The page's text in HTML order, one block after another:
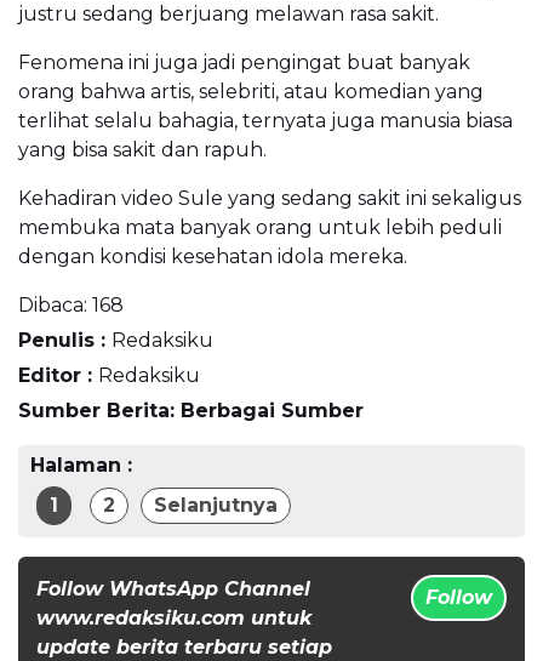
justru sedang berjuang melawan rasa sakit.
Fenomena ini juga jadi pengingat buat banyak
orang bahwa artis, selebriti, atau komedian yang
terlihat selalu bahagia, ternyata juga manusia biasa
yang bisa sakit dan rapuh.
Kehadiran video Sule yang sedang sakit ini sekaligus
membuka mata banyak orang untuk lebih peduli
dengan kondisi kesehatan idola mereka.
Dibaca: 168
Penulis : Redaksiku
Editor : Redaksiku
Sumber Berita: Berbagai Sumber
Halaman :
1
2 Selanjutnya
Follow WhatsApp Channel
www.redaksiku.com untuk
update berita terbaru setiap
Follow